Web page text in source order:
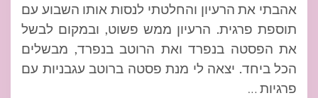
אהבתי את הרעיון והחלטתי לנסות אותו השבוע עם
תוספת פרגית. הרעיון ממש פשוט, ובמקום לבשל
את הפסטה בנפרד ואת הרוטב בנפרד, מבשלים
הכל ביחד. יצאה לי מנת פסטה ברוטב עגבניות עם
פרגיות …